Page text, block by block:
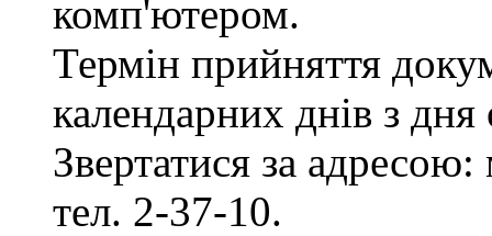
комп'ютером.
Термін прийняття
календарних днів з
Звертатися за
тел. 2-37-10.